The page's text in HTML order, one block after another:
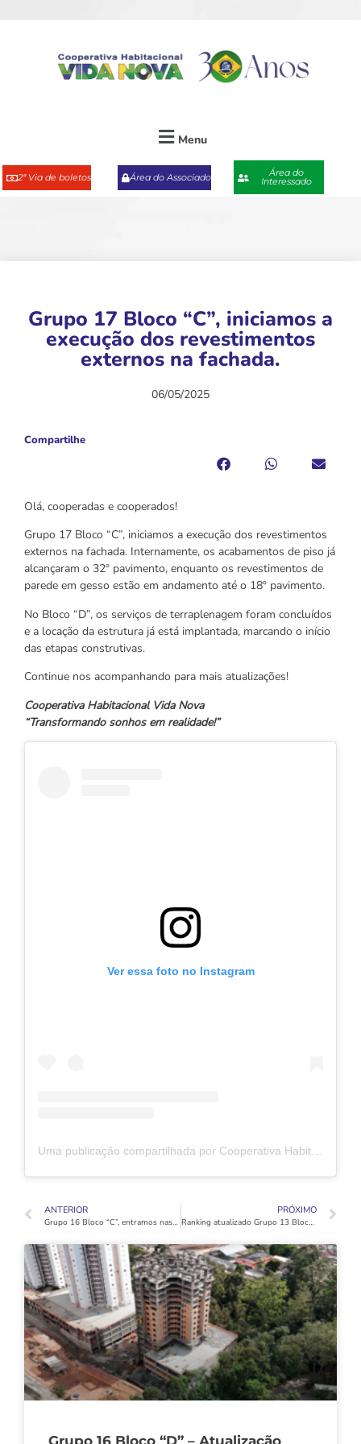
Menu
2ª Via de boletos Área do Associado Área do
Interessado
Grupo 17 Bloco “C”, iniciamos a
execução dos revestimentos
externos na fachada.
06/05/2025
Compartilhe
Olá, cooperadas e cooperados!
Grupo 17 Bloco “C”, iniciamos a execução dos revestimentos
externos na fachada. Internamente, os acabamentos de piso já
alcançaram o 32º pavimento, enquanto os revestimentos de
parede em gesso estão em andamento até o 18º pavimento.
No Bloco “D”, os serviços de terraplenagem foram concluídos
e a locação da estrutura já está implantada, marcando o início
das etapas construtivas.
Continue nos acompanhando para mais atualizações!
Cooperativa Habitacional Vida Nova
“Transformando sonhos em realidade!”
Ver essa foto no Instagram
ANTERIOR
Grupo 16 Bloco “C”, entramos nas etapas finais da obra.
PRÓXIMO
Ranking atualizado Grupo 13 Bloco “C” após abdicações.